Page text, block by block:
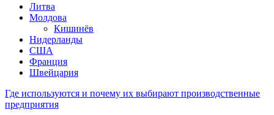
Литва
Молдова
Кишинёв
Нидерланды
США
Франция
Швейцария
Где используются и почему их выбирают производственные
предприятия